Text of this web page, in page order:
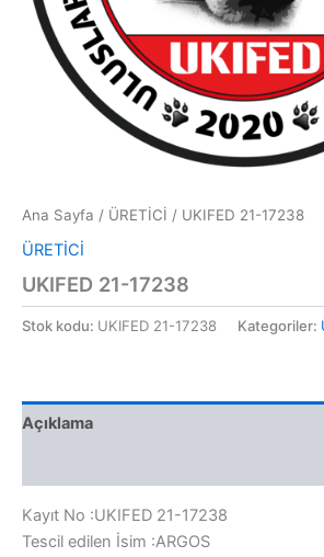
Ana Sayfa / ÜRETİCİ / UKIFED 21-17238
ÜRETİCİ
UKIFED 21-17238
Stok kodu: UKIFED 21-17238 Kategoriler:
Açıklama
Kayıt No :UKIFED 21-17238
Tescil edilen İsim :ARGOS